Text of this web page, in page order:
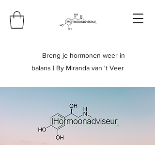
Breng je hormonen weer in
balans | By Miranda van 't Veer